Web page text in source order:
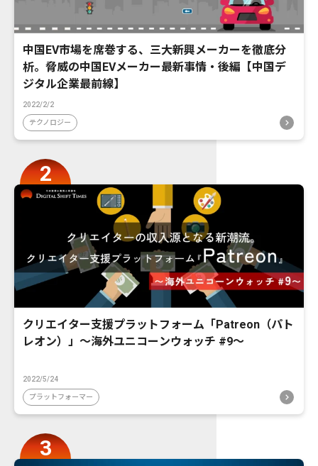
中国EV市場を席巻する、三大新興メーカーを徹底分
析。脅威の中国EVメーカー最新事情・後編【中国デ
ジタル企業最前線】
2022/2/2
テクノロジー
クリエイター支援プラットフォーム「Patreon（パト
レオン）」〜海外ユニコーンウォッチ #9〜
2022/5/24
プラットフォーマー